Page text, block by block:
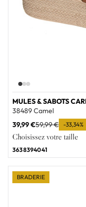
MULES & SABOTS
38489 Camel
39,99 €59,99 € -33,34%
Choisissez votre taille
3638394041
BRADERIE